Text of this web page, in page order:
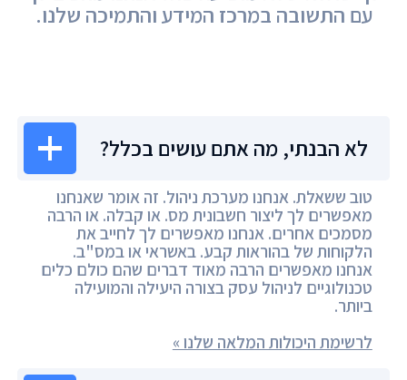
לא הבנתי, מה אתם עושים בכלל?
טוב ששאלת. אנחנו מערכת ניהול. זה אומר שאנחנו
מאפשרים לך ליצור חשבונית מס. או קבלה. או הרבה
מסמכים אחרים. אנחנו מאפשרים לך לחייב את
הלקוחות של בהוראות קבע. באשראי או במס"ב.
אנחנו מאפשרים הרבה מאוד דברים שהם כולם כלים
טכנולוגיים לניהול עסק בצורה היעילה והמועילה
ביותר.
לרשימת היכולות המלאה שלנו »
עם התשובה במרכז המידע והתמיכה שלנו.